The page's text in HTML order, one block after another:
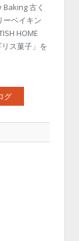
古く
ーベイキン
HOME
ス菓子」を
グ